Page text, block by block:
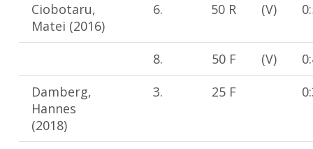
Ciobotaru,
Matei (2016)
6. 50 R (V)
8. 50 F (V)
Damberg,
Hannes
(2018)
3. 25 F